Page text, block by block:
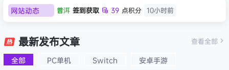
+修改器打包下载 解压即玩
Dark
Creed
速：地平
线
6（Forza
Horizon
心/Atomi
c
Heart》
n Desert
HYPERVI
9：安魂
网站动态 普洱 签到获取 39 点积分 10小时前
欢迎 0**3
欢迎c***s
欢迎V****y 加入本站
14小时前
最新发布文章
全部 PC单机 Switch 安卓手游
查看全部